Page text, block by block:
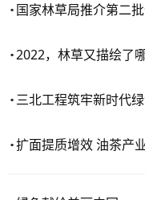
2022，林草又描绘了
三北工程筑牢新时代
扩面提质增效 油茶产